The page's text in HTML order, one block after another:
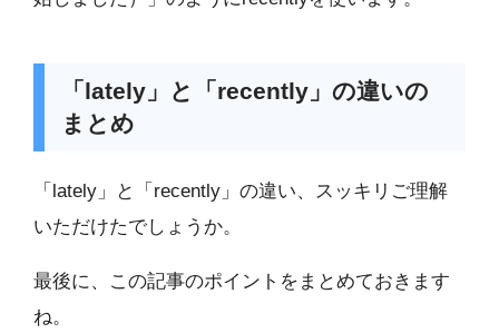
「lately」と「recently」の違いの
まとめ
「lately」と「recently」の違い、スッキリご理解
いただけたでしょうか。
最後に、この記事のポイントをまとめておきます
ね。